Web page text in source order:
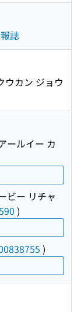
誌
ウカン ジョウ
ールイー カ
ビー リチャ
)
)